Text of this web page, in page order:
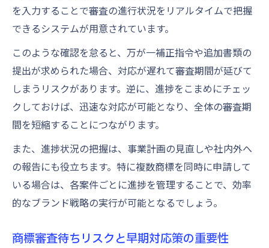
を入力することで審査の進行状況をリアルタイムで把握
できるシステムが用意されています。
このような確認を怠ると、万が一補正指令や追加書類の
提出が求められた場合、対応が遅れて審査期間が延びて
しまうリスクがあります。逆に、進捗をこまめにチェッ
クしておけば、迅速な対応が可能となり、全体の審査期
間を短縮することにつながります。
また、進捗状況の把握は、事業計画の見直しや社内外へ
の報告にも役立ちます。特に複数商標を同時に申請して
いる場合は、各案件ごとに進捗を管理することで、効率
的なブランド戦略の実行が可能となるでしょう。
商標審査待ちリスクと早期対応策の重要性